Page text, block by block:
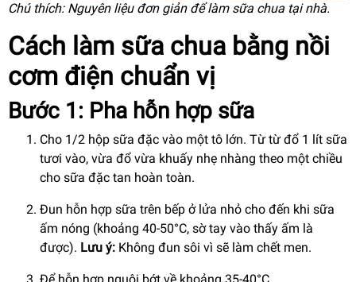
Chú thích: Nguyên liệu đơn giản để làm sữa chua tại nhà.
Cách làm sữa chua bằng nồi
cơm điện chuẩn vị
Bước 1: Pha hỗn hợp sữa
Cho 1/2 hộp sữa đặc vào một tô lớn. Từ từ đổ 1 lít sữa
tươi vào, vừa đổ vừa khuấy nhẹ nhàng theo một chiều
cho sữa đặc tan hoàn toàn.
Đun hỗn hợp sữa trên bếp ở lửa nhỏ cho đến khi sữa
ấm nóng (khoảng 40-50°C, sờ tay vào thấy ấm là
được). Lưu ý: Không đun sôi vì sẽ làm chết men.